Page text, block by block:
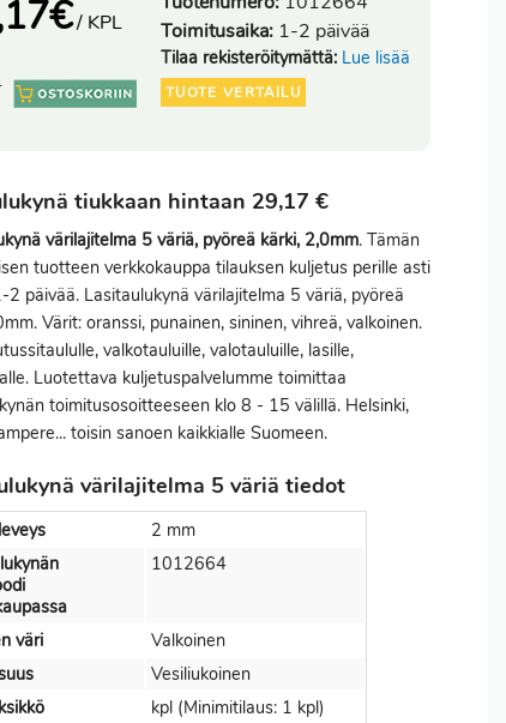
€/ KPL
Toimitusaika: 1-2 päivää
Tilaa rekisteröitymättä: Lue lisää
TUOTE VERTAILU
tiukkaan hintaan 29,17 €
värilajitelma 5 väriä, pyöreä kärki, 2,0mm. Tämän
tuotteen verkkokauppa tilauksen kuljetus perille asti
2 päivää. Lasitaulukynä värilajitelma 5 väriä, pyöreä
Värit: oranssi, punainen, sininen, vihreä, valkoinen.
valkotauluille, valotauluille, lasille,
Luotettava kuljetuspalvelumme toimittaa
toimitusosoitteeseen klo 8 - 15 välillä. Helsinki,
toisin sanoen kaikkialle Suomeen.
värilajitelma 5 väriä tiedot
2 mm
1012664
väri
Valkoinen
Vesiliukoinen
kpl (Minimitilaus: 1 kpl)